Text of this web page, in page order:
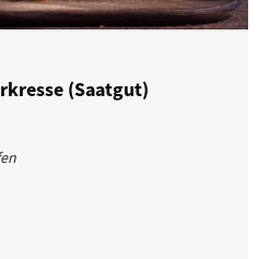
(Saatgut)